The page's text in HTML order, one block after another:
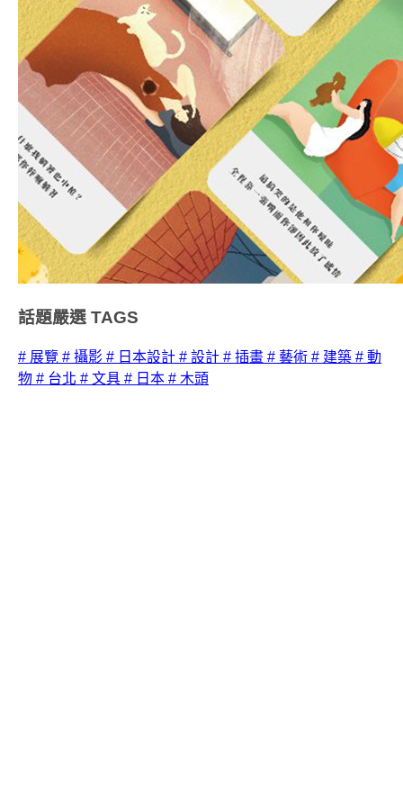
話題嚴選 TAGS
# 展覽 # 攝影 # 日本設計 # 設計 # 插畫 # 藝術 # 建築 # 動
物 # 台北 # 文具 # 日本 # 木頭